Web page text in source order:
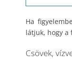
Ha
látjuk, hogy a
Csövek,